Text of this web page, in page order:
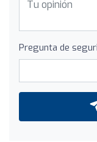
Pregunta de